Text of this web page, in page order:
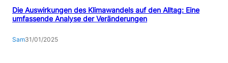
Die Auswirkungen des Klimawandels auf den Alltag: Eine
umfassende Analyse der Veränderungen
Sam31/01/2025